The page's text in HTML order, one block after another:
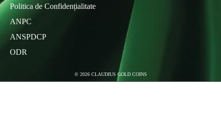
Politica de Confidențialitate
ANPC
ANSPDCP
ODR
© 2026 CLAUDIUS GOLD COINS